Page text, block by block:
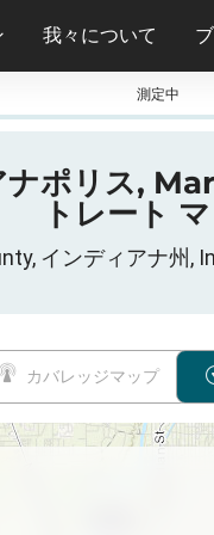
我々について
測定中
ポリス,
トレート
インディアナ州
カバレッジマップ